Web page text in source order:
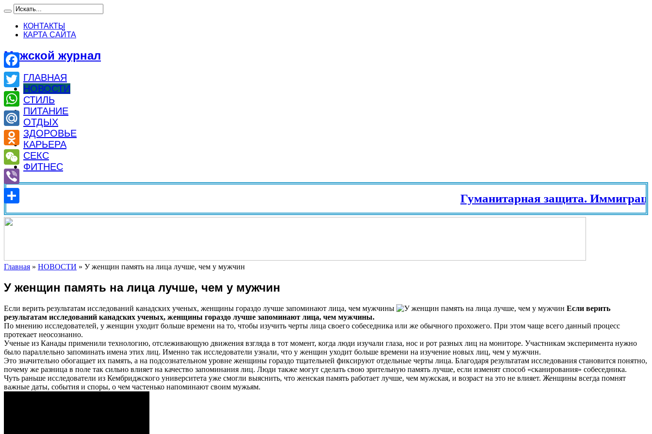
КОНТАКТЫ
КАРТА САЙТА
Мужской журнал
ГЛАВНАЯ
НОВОСТИ
СТИЛЬ
ПИТАНИЕ
ОТДЫХ
ЗДОРОВЬЕ
КАРЬЕРА
СЕКС
ФИТНЕС
Гуманитарная защита.
Главная » НОВОСТИ » У женщин память на лица лучше, чем у мужчин
У женщин память на лица лучше, чем у мужчин
Если верить результатам исследований канадских ученых, женщины гораздо лучше запоминают лица, чем мужчины
Если верить
результатам исследований канадских ученых, женщины гораздо лучше запоминают лица, чем мужчины.
По мнению исследователей, у женщин уходит больше времени на то, чтобы изучить черты лица своего собеседника или же обычного прохожего. При этом чаще всего данный процесс
протекает неосознанно.
Ученые из Канады применили технологию, отслеживающую движения взгляда в тот момент, когда люди изучали глаза, нос и рот разных лиц на мониторе. Участникам эксперимента нужно
было параллельно запоминать имена этих лиц. Именно так исследователи узнали, что у женщин уходит больше времени на изучение новых лиц, чем у мужчин.
Это значительно обогащает их память, а на подсознательном уровне женщины гораздо тщательней фиксируют отдельные черты лица. Благодаря результатам исследования становится понятно,
почему же разница в поле так сильно влияет на качество запоминания лиц. Люди также могут сделать свою зрительную память лучше, если изменят способ «сканирования» собеседника.
Чуть раньше исследователи из Кембриджского университета уже смогли выяснить, что женская память работает лучше, чем мужская, и возраст на это не влияет. Женщины всегда помнят
важные даты, события и споры, о чем частенько напоминают своим мужьям.
Facebook
Twitter
WhatsApp
Mail.Ru
Odnoklassniki
WeChat
Viber
Отправить